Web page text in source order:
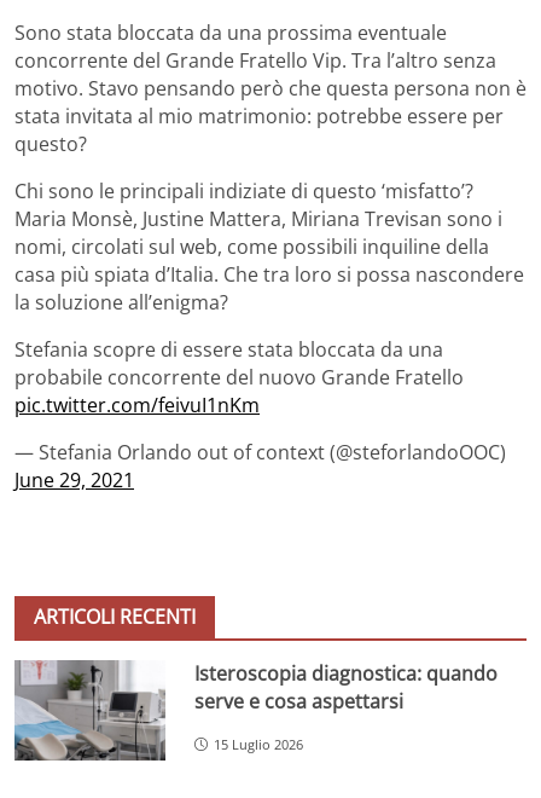
Sono stata bloccata da una prossima eventuale
concorrente del Grande Fratello Vip. Tra l’altro senza
motivo. Stavo pensando però che questa persona non è
stata invitata al mio matrimonio: potrebbe essere per
questo?
Chi sono le principali indiziate di questo ‘misfatto’?
Maria Monsè, Justine Mattera, Miriana Trevisan sono i
nomi, circolati sul web, come possibili inquiline della
casa più spiata d’Italia. Che tra loro si possa nascondere
la soluzione all’enigma?
Stefania scopre di essere stata bloccata da una
probabile concorrente del nuovo Grande Fratello
pic.twitter.com/feivuI1nKm
— Stefania Orlando out of context (@steforlandoOOC)
June 29, 2021
ARTICOLI RECENTI
Isteroscopia diagnostica: quando
serve e cosa aspettarsi
15 Luglio 2026